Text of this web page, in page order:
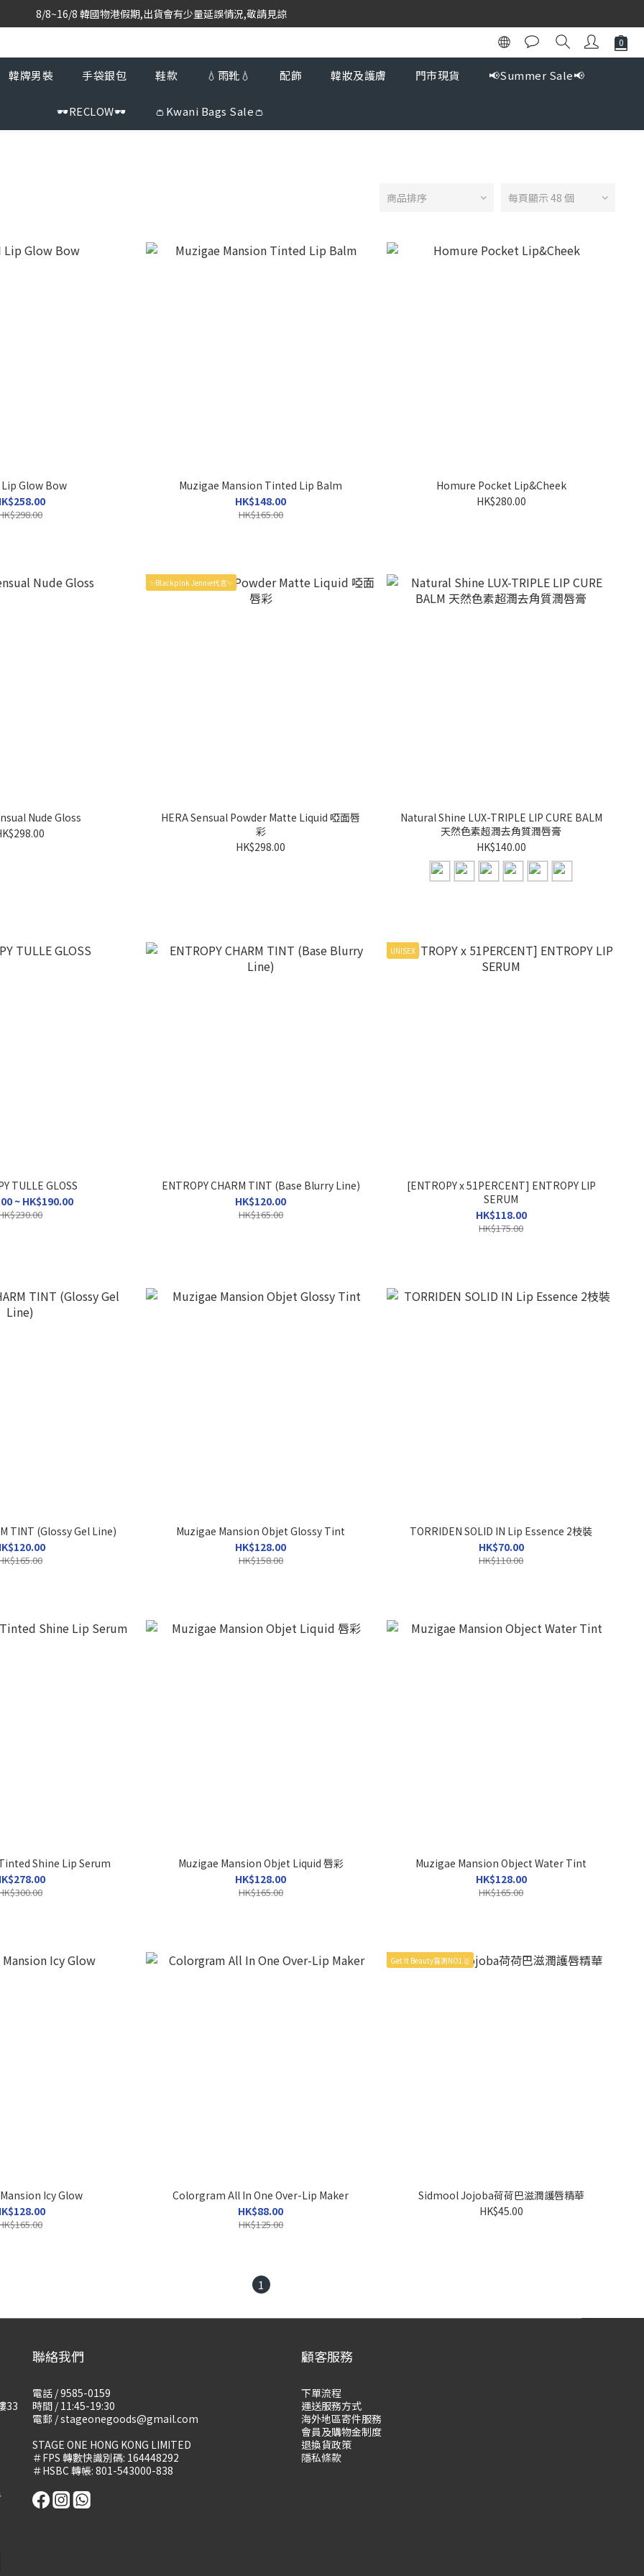
韓國當地代購團隊,每星期韓國直送香港
8/8~16/8 韓國物港假期,出貨會有少量延誤情況,敬請見諒
韓牌男裝 手袋銀包 鞋款 💧雨靴💧 配飾 韓妝及護膚 門市現貨 📢Summer Sale📢
🕶️RECLOW🕶️ 👛Kwani Bags Sale👛
商品排序 每頁顯示 48 個
Lip Glow Bow
Muzigae Mansion Tinted Lip Balm
HK$148.00
HK$165.00
Homure Pocket Lip&Cheek
HK$280.00
Nude Gloss
✨Blackpink Jennie代言✨
HERA Sensual Powder Matte Liquid 啞面唇
彩
HK$298.00
Natural Shine LUX-TRIPLE LIP CURE BALM
天然色素超潤去角質潤唇膏
HK$140.00
TULLE GLOSS
~ HK$190.00
ENTROPY CHARM TINT (Base Blurry Line)
HK$120.00
HK$165.00
UNISEX
[ENTROPY x 51PERCENT] ENTROPY LIP
SERUM
HK$118.00
HK$175.00
TINT (Glossy Gel Line)
Muzigae Mansion Objet Glossy Tint
HK$128.00
HK$158.00
TORRIDEN SOLID IN Lip Essence 2枝裝
HK$70.00
HK$110.00
Shine Lip Serum
Muzigae Mansion Objet Liquid 唇彩
HK$128.00
HK$165.00
Muzigae Mansion Object Water Tint
HK$128.00
HK$165.00
Icy Glow
Colorgram All In One Over-Lip Maker
HK$88.00
HK$125.00
Get It Beauty盲測NO1🥇
Sidmool Jojoba荷荷巴滋潤護唇精華
HK$45.00
1
33
聯絡我們
電話 / 9585-0159
時間 / 11:45-19:30
電郵 / stageonegoods@gmail.com
STAGE ONE HONG KONG LIMITED
＃FPS 轉數快識別碼: 164448292
＃HSBC 轉帳: 801-543000-838
顧客服務
下單流程
運送服務方式
海外地區寄件服務
會員及購物金制度
退換貨政策
隱私條款